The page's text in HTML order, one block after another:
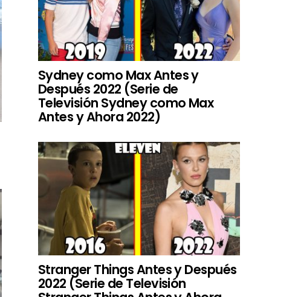
Sydney como Max Antes y
Después 2022 (Serie de
Televisión Sydney como Max
Antes y Ahora 2022)
Stranger Things Antes y Después
2022 (Serie de Televisión